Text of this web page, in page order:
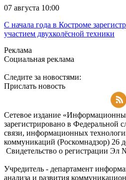
07 августа 10:00
С начала года в Костроме
участием двухколёсной техники
Реклама
Социальная реклама
Следите за новостями:
Прислать новость
Сетевое издание
зарегистрировано в Федеральной
связи, информационных
коммуникаций (Роскомнадзор) 26
Свидетельство о регистрации
Учредитель - департамент
анализа и развития